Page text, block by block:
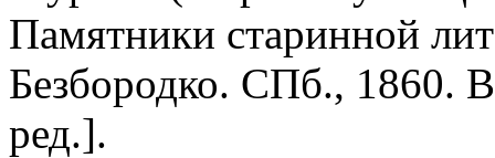
Памятники старинной
Безбородко. СПб., 1860.
ред.].